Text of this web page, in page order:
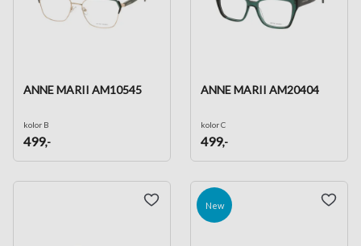
ANNE MARII AM10545
kolor B
499,-
ANNE MARII AM20404
kolor C
499,-
New